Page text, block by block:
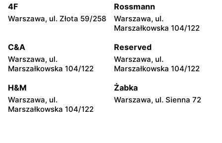
Czarnomorska 7a
Sobieskiego 60/14
Top Market
Rechniewskiego 8
Top Market
Top Market Top Market
21
Top Market Top Market
4F
Warszawa, ul. Złota 59/258
Rossmann
Warszawa, ul.
Marszałkowska 104/122
C&A
Warszawa, ul.
Marszałkowska 104/122
Reserved
Warszawa, ul.
Marszałkowska 104/122
H&M
Warszawa, ul.
Marszałkowska 104/122
Żabka
Warszawa, ul. Sienna 72